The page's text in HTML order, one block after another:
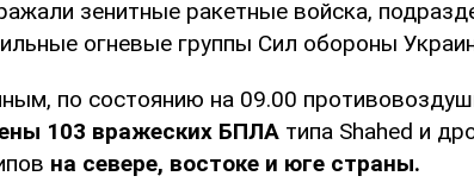
зенитные ракетные войска,
огневые группы Сил обороны
по состоянию на 09.00
103 вражеских БПЛА типа Shahed и
на севере, востоке и юге страны.